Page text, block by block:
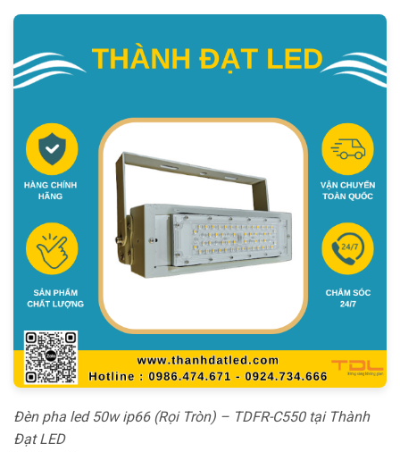
Đèn pha led 50w ip66 (Rọi Tròn) – TDFR-C550 tại Thành
Đạt LED